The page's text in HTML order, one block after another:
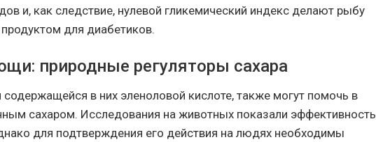
и, как следствие, нулевой гликемический индекс делают рыбу
для диабетиков.
природные регуляторы сахара
содержащейся в них эленоловой кислоте, также могут помочь в
сахаром. Исследования на животных показали эффективность
для подтверждения его действия на людях необходимы